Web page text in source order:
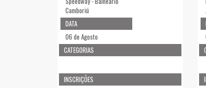
Camboriú
DATA
06 de Agosto
CATEGORIAS
INSCRIÇÕES